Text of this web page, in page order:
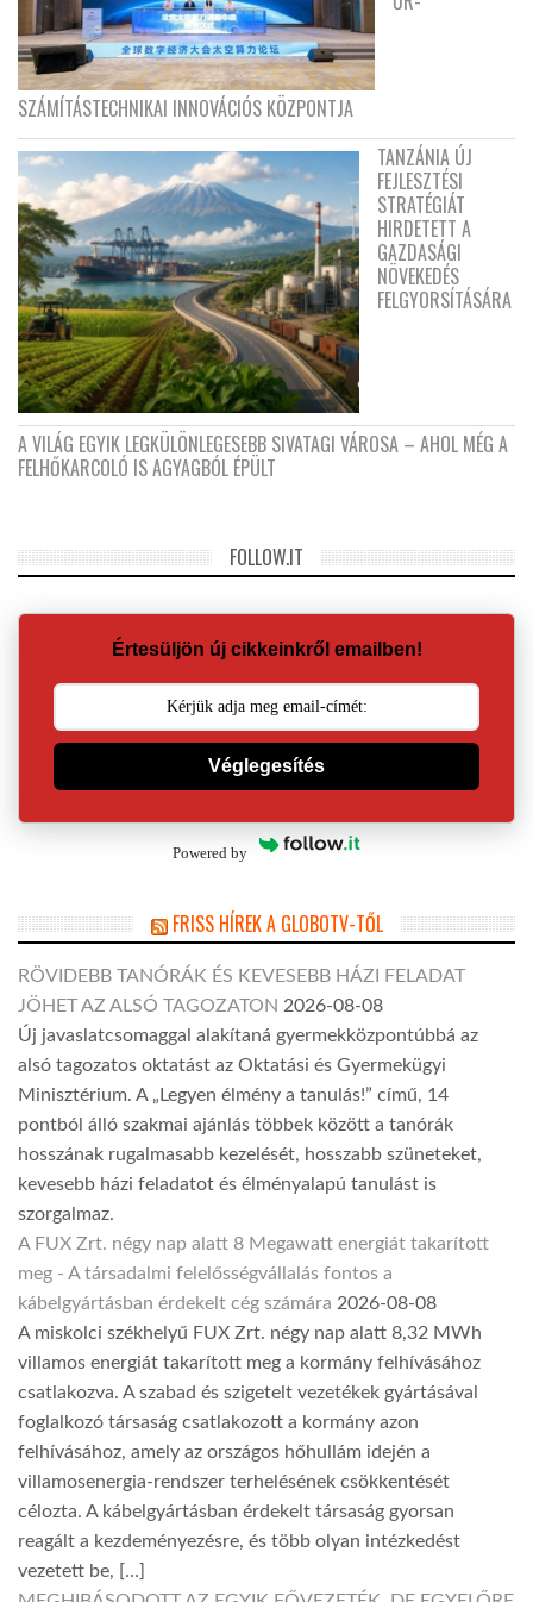
SZÁMÍTÁSTECHNIKAI INNOVÁCIÓS KÖZPONTJA
TANZÁNIA ÚJ
FEJLESZTÉSI
STRATÉGIÁT
HIRDETETT A
GAZDASÁGI
NÖVEKEDÉS
FELGYORSÍTÁSÁRA
A VILÁG EGYIK LEGKÜLÖNLEGESEBB SIVATAGI VÁROSA – AHOL MÉG A
FELHŐKARCOLÓ IS AGYAGBÓL ÉPÜLT
FOLLOW.IT
Értesüljön új cikkeinkről emailben!
Véglegesítés
Powered by
FRISS HÍREK A GLOBOTV-TŐL
RÖVIDEBB TANÓRÁK ÉS KEVESEBB HÁZI FELADAT
JÖHET AZ ALSÓ TAGOZATON 2026-08-08
Új javaslatcsomaggal alakítaná gyermekközpontúbbá az
alsó tagozatos oktatást az Oktatási és Gyermekügyi
Minisztérium. A „Legyen élmény a tanulás!” című, 14
pontból álló szakmai ajánlás többek között a tanórák
hosszának rugalmasabb kezelését, hosszabb szüneteket,
kevesebb házi feladatot és élményalapú tanulást is
szorgalmaz.
A FUX Zrt. négy nap alatt 8 Megawatt energiát takarított
meg - A társadalmi felelősségvállalás fontos a
kábelgyártásban érdekelt cég számára 2026-08-08
A miskolci székhelyű FUX Zrt. négy nap alatt 8,32 MWh
villamos energiát takarított meg a kormány felhívásához
csatlakozva. A szabad és szigetelt vezetékek gyártásával
foglalkozó társaság csatlakozott a kormány azon
felhívásához, amely az országos hőhullám idején a
villamosenergia-rendszer terhelésének csökkentését
célozta. A kábelgyártásban érdekelt társaság gyorsan
reagált a kezdeményezésre, és több olyan intézkedést
vezetett be, […]